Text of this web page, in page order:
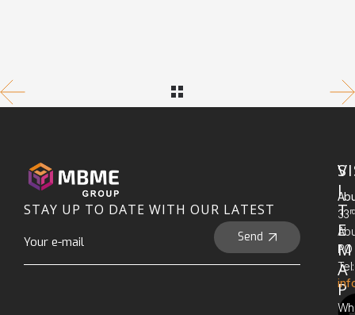
STAY UP TO DATE WITH OUR LATEST
Send
S
I
T
E
M
A
P
33